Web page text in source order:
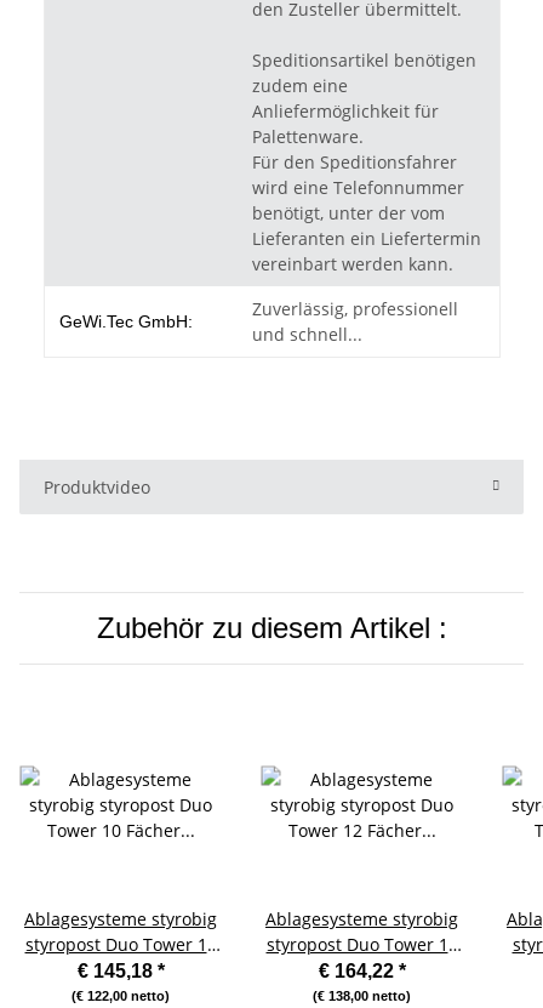
den Zusteller übermittelt.
Speditionsartikel benötigen
zudem eine
Anliefermöglichkeit für
Palettenware.
Für den Speditionsfahrer
wird eine Telefonnummer
benötigt, unter der vom
Lieferanten ein Liefertermin
vereinbart werden kann.
GeWi.Tec GmbH:
Zuverlässig, professionell
und schnell...
Produktvideo
Zubehör zu diesem Artikel :
Ablagesysteme styrobig
styropost Duo Tower 10
Fächer Ablagebox
Ablagefach
€ 145,18 *
(€ 122,00 netto)
Ablagesysteme styrobig
styropost Duo Tower 12
Fächer Ablagebox
Ablagefach
€ 164,22 *
(€ 138,00 netto)